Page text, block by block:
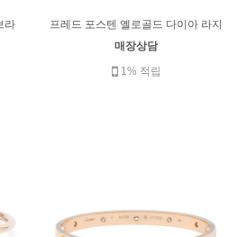
라
프레드 포스텐 옐로골드 다이아 라지
매장상담
1% 적립